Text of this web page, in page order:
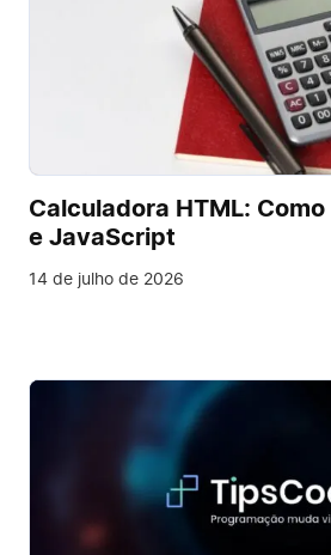
Calculadora HTML:
e JavaScript
14 de julho de 2026